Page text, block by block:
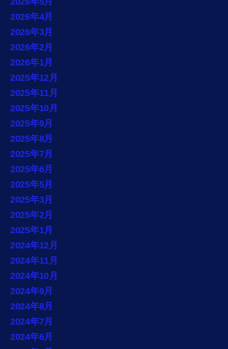
2026年4月
2026年3月
2026年2月
2026年1月
2025年12月
2025年11月
2025年10月
2025年9月
2025年8月
2025年7月
2025年6月
2025年5月
2025年3月
2025年2月
2025年1月
2024年12月
2024年11月
2024年10月
2024年9月
2024年8月
2024年7月
2024年6月